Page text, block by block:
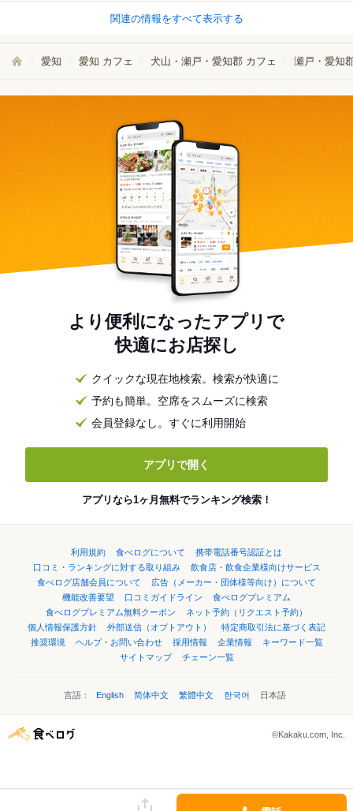
関連の情報をすべて表示する
愛知 愛知 カフェ 犬山・瀬戸・愛知郡 カフェ 瀬戸・愛知
より便利になったアプリで
快適にお店探し
クイックな現在地検索。検索が快適に
予約も簡単。空席をスムーズに検索
会員登録なし。すぐに利用開始
アプリで開く
アプリなら1ヶ月無料でランキング検索！
利用規約 食べログについて
携帯電話番号認証とは
口コミ・ランキングに対する取り組み
飲食店・飲食企業様向けサービス
食べログ店舗会員について
広告（メーカー・団体様等向け）について
機能改善要望
口コミガイドライン
食べログプレミアム
食べログプレミアム無料クーポン
ネット予約（リクエスト予約）
個人情報保護方針
外部送信（オプトアウト）
特定商取引法に基づく表記
推奨環境
ヘルプ・お問い合わせ 採用情報 企業情報
キーワード一覧
サイトマップ
チェーン一覧
言語： English 简体中文 繁體中文 한국어 日本語
©Kakaku.com, Inc.